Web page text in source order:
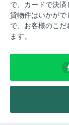
で、カードで決
貸物件はいかがで
で、お客様のこ
ます。